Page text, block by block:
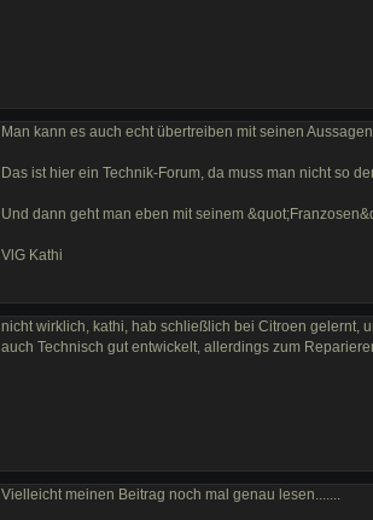
Man kann es auch echt übertreiben mit seinen
Das ist hier ein Technik-Forum, da muss man nicht so
Und dann geht man eben mit seinem
VlG Kathi
nicht wirklich, kathi, hab schließlich bei Citroen gelernt,
auch Technisch gut entwickelt, allerdings zum
Vielleicht meinen Beitrag noch mal genau lesen.......